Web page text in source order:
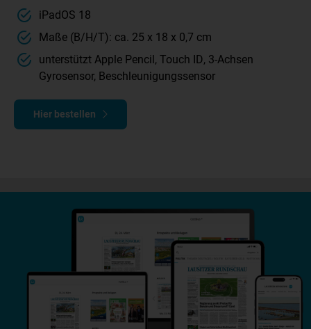
iPadOS 18
Maße (B/H/T): ca. 25 x 18 x 0,7 cm
unterstützt Apple Pencil, Touch ID, 3-Achsen
Gyrosensor, Beschleunigungssensor
Hier bestellen